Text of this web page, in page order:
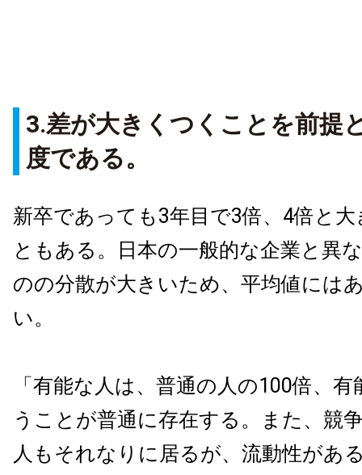
3.差が大きくつくことを前提
度である。
新卒であっても3年目で3倍、4倍と
ともある。日本の一般的な企業と異
のの分散が大きいため、平均値には
い。
「有能な人は、普通の人の100倍、
うことが普通に存在する。また、競
人もそれなりに居るが、流動性があ